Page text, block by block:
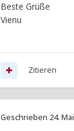
Beste Grüße
Vienu
Zitieren
Geschrieben 24. Mai